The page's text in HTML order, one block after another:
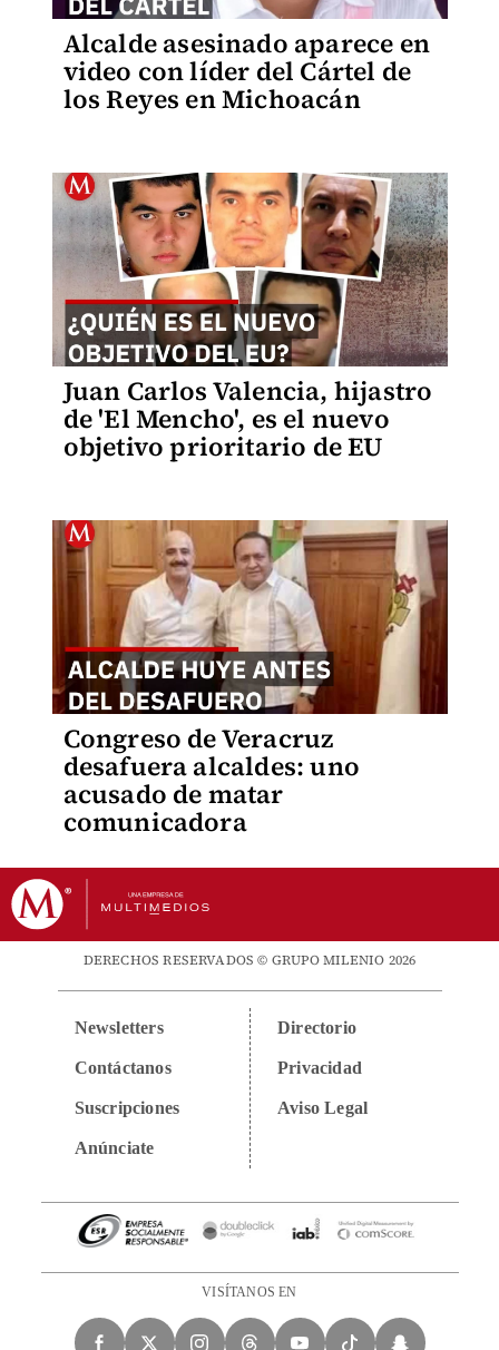
Alcalde asesinado aparece en
video con líder del Cártel de
los Reyes en Michoacán
Juan Carlos Valencia, hijastro
de 'El Mencho', es el nuevo
objetivo prioritario de EU
Congreso de Veracruz
desafuera alcaldes: uno
acusado de matar
comunicadora
DERECHOS RESERVADOS © GRUPO MILENIO 2026
Newsletters
Contáctanos
Suscripciones
Anúnciate
Directorio
Privacidad
Aviso Legal
VISÍTANOS EN